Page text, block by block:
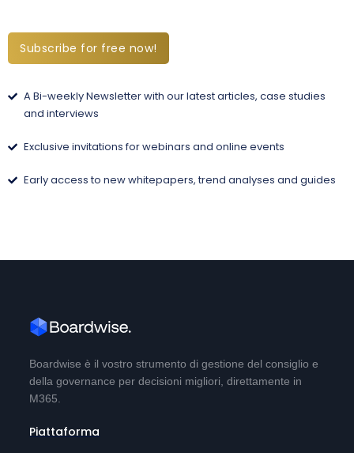
Subscribe for free now!
A Bi-weekly Newsletter with our latest articles, case studies
and interviews
Exclusive invitations for webinars and online events
Early access to new whitepapers, trend analyses and guides
Boardwise è il vostro strumento di gestione del consiglio e
della governance per decisioni migliori, direttamente in
M365.
Piattaforma